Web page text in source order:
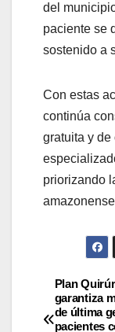
del
paciente se
sostenido a
Con estas
continúa
gratuita y
priorizando
Plan
garantiza
de última
pacientes